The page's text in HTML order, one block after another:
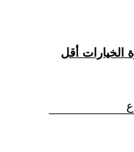
الخيارات أقل